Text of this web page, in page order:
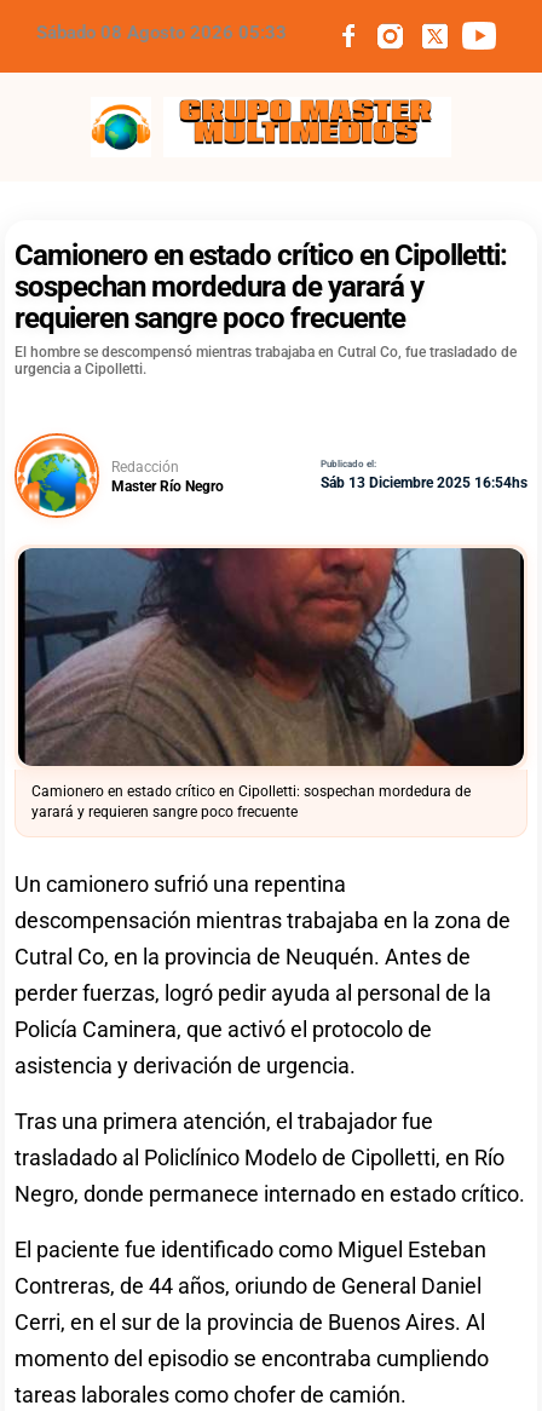
Sábado 08 Agosto 2026 05:33
Grupo Master Multimedios
Camionero en estado crítico en Cipolletti:
sospechan mordedura de yarará y
requieren sangre poco frecuente
El hombre se descompensó mientras trabajaba en Cutral Co, fue trasladado de
urgencia a Cipolletti.
Redacción
Master Río Negro
Publicado el:
Sáb 13 Diciembre 2025 16:54hs
Camionero en estado crítico en Cipolletti: sospechan mordedura de
yarará y requieren sangre poco frecuente
Un camionero sufrió una repentina
descompensación mientras trabajaba en la zona de
Cutral Co, en la provincia de Neuquén. Antes de
perder fuerzas, logró pedir ayuda al personal de la
Policía Caminera, que activó el protocolo de
asistencia y derivación de urgencia.
Tras una primera atención, el trabajador fue
trasladado al Policlínico Modelo de Cipolletti, en Río
Negro, donde permanece internado en estado crítico.
El paciente fue identificado como Miguel Esteban
Contreras, de 44 años, oriundo de General Daniel
Cerri, en el sur de la provincia de Buenos Aires. Al
momento del episodio se encontraba cumpliendo
tareas laborales como chofer de camión.